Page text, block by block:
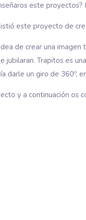
este proyectos?
este proyecto de
de crear una
jubilaran. Trapitos es
darle un giro de 360º,
y a continuación